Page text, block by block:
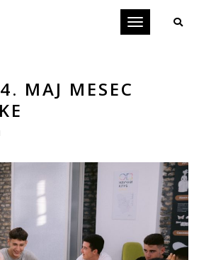
Toggle
MAJ MESEC